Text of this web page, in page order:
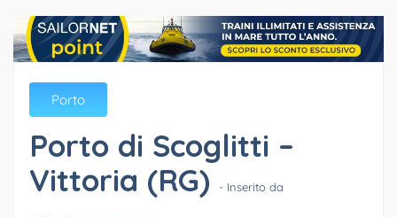
Porto
Porto di Scoglitti –
Vittoria (RG)
- Inserito da